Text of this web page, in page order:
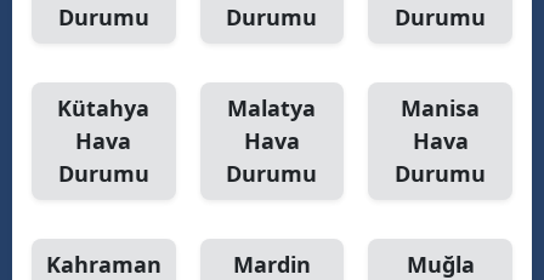
Durumu
Durumu
Durumu
Kütahya
Hava
Durumu
Malatya
Hava
Durumu
Manisa
Hava
Durumu
Kahraman
Mardin
Muğla